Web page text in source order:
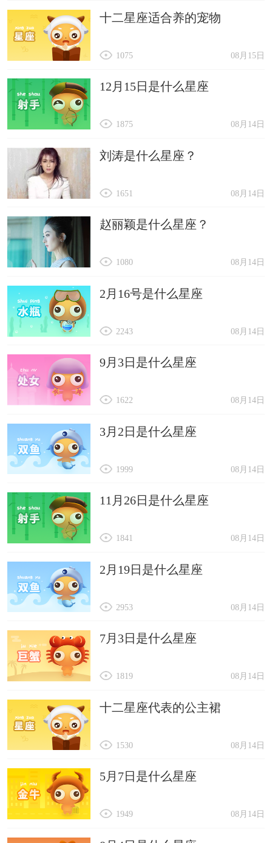
十二星座适合养的宠物
08月15日
1075
12月15日是什么星座
08月14日
1875
刘涛是什么星座？
08月14日
1651
赵丽颖是什么星座？
08月14日
1080
2月16号是什么星座
08月14日
2243
9月3日是什么星座
08月14日
1622
3月2日是什么星座
08月14日
1999
11月26日是什么星座
08月14日
1841
2月19日是什么星座
08月14日
2953
7月3日是什么星座
08月14日
1819
十二星座代表的公主裙
08月14日
1530
5月7日是什么星座
08月14日
1949